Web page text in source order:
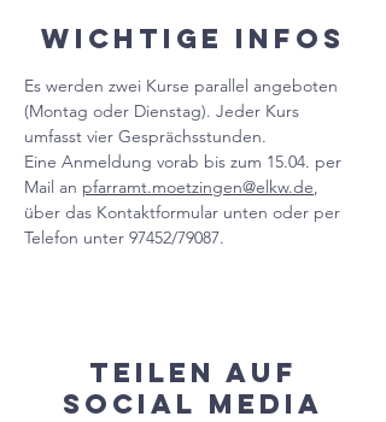
Wichtige Infos
Es werden zwei Kurse parallel angeboten
(Montag oder Dienstag). Jeder Kurs
umfasst vier Gesprächsstunden.
Eine Anmeldung vorab bis zum 15.04. per
Mail an pfarramt.moetzingen@elkw.de,
über das Kontaktformular unten oder per
Telefon unter 97452/79087.
Teilen auf
Social Media